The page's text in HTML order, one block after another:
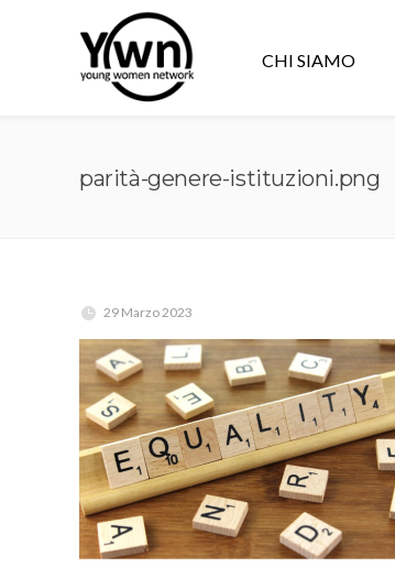
CHI SIAMO
parità-genere-istituzioni.png
29 Marzo 2023